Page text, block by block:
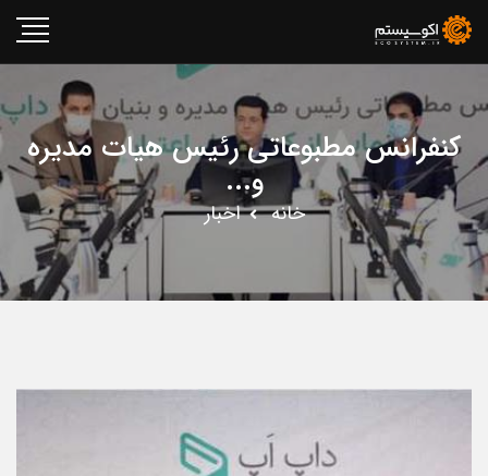
کنفرانس مطبوعاتی رئیس هیات مدیره
و...
خانه اخبار